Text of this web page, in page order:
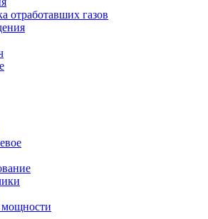
отработавших газов
мощности